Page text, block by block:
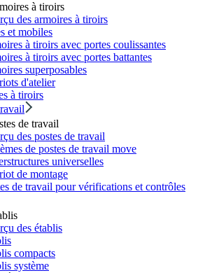
à tiroirs
des armoires à tiroirs
et mobiles
à tiroirs avec portes coulissantes
à tiroirs avec portes battantes
superposables
d'atelier
à tiroirs
de travail
des postes de travail
de postes de travail move
universelles
de montage
de travail pour vérifications et contrôles
des établis
compacts
système